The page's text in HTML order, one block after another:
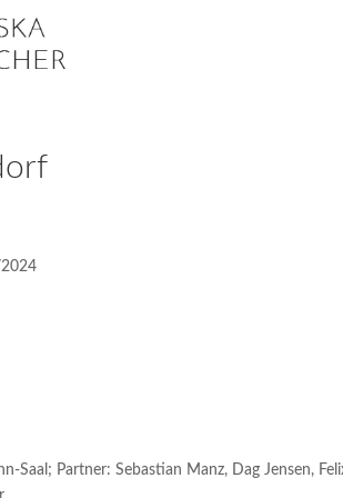
Saal; Partner: Sebastian Manz, Dag Jensen,